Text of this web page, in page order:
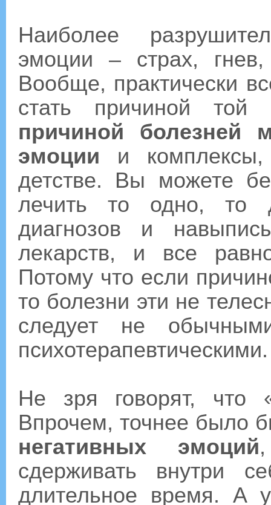
Наиболее
эмоции – страх,
Вообще, практически
стать причиной
причиной болезней
эмоции и
детстве. Вы можете
лечить то одно, то
диагнозов и
лекарств, и все
Потому что если
то болезни эти не
следует не
психотерапевтическими.
Не зря говорят, что
Впрочем, точнее было
негативных эмоций
сдерживать внутри
длительное время. А